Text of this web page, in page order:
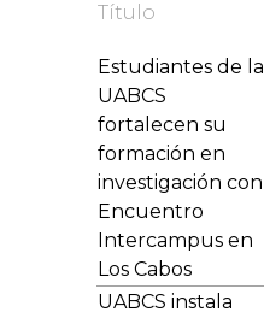
Título
Estudiantes de la
UABCS
fortalecen su
formación en
investigación con
Encuentro
Intercampus en
Los Cabos
UABCS instala